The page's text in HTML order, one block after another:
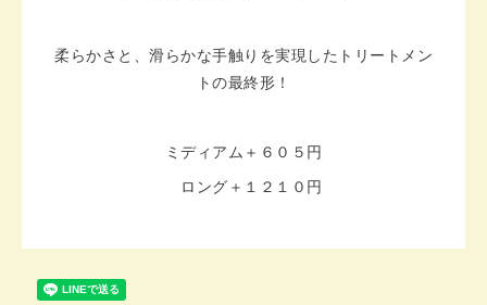
柔らかさと、滑らかな手触りを実現したトリートメン
トの最終形！
ミディアム＋６０５円
ロング＋１２１０円